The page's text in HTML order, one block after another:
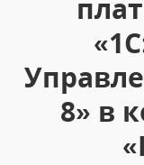
8» в